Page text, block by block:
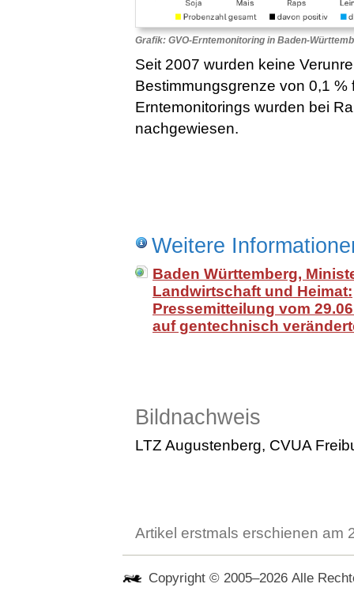
Grafik: GVO-Erntemonitoring in Baden-
Seit 2007 wurden keine
Bestimmungsgrenze von 0,1
Erntemonitorings wurden bei
nachgewiesen.
Weitere
Baden Württemberg,
Landwirtschaft und Heimat:
Pressemitteilung vom
auf gentechnisch
Bildnachweis
LTZ Augustenberg, CVUA
Artikel erstmals erschienen am
Copyright © 2005–2026 Alle